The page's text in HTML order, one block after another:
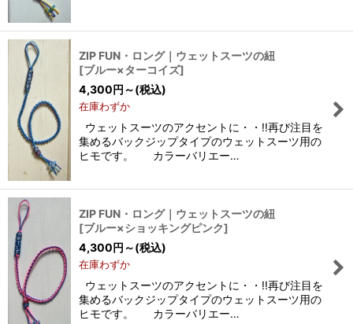
ZIP FUN・ロング｜ウェットスーツの紐
[ブルー×ターコイズ]
4,300円 ～(税込)
在庫わずか
ウェットスーツのアクセントに・・!!再び注目を
集めるバックジップタイプのウェットスーツ用の
ヒモです。 カラーバリエー…
ZIP FUN・ロング｜ウェットスーツの紐
[ブルー×ショッキングピンク]
4,300円 ～(税込)
在庫わずか
ウェットスーツのアクセントに・・!!再び注目を
集めるバックジップタイプのウェットスーツ用の
ヒモです。 カラーバリエー…